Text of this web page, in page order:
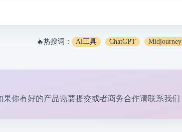
🔥热搜词： Ai工具 ChatGPT Midjourney
果你有好的产品需要提交或者商务合作请联系我们